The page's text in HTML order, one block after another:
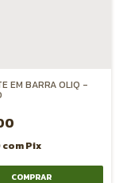
EM BARRA OLIQ -
comPix